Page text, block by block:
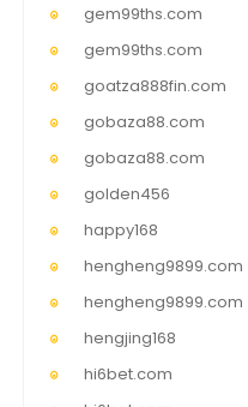
gem99ths.com
gem99ths.com
goatza888fin.com
gobaza88.com
gobaza88.com
golden456
happy168
hengheng9899.com
hengheng9899.com
hengjing168
hi6bet.com